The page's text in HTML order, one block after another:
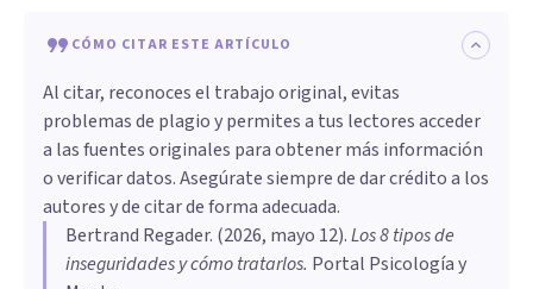
CÓMO CITAR ESTE ARTÍCULO
Al citar, reconoces el trabajo original, evitas
problemas de plagio y permites a tus lectores acceder
a las fuentes originales para obtener más información
o verificar datos. Asegúrate siempre de dar crédito a los
autores y de citar de forma adecuada.
Bertrand Regader. (2026, mayo 12).Los 8 tipos de
inseguridades y cómo tratarlos. Portal Psicología y